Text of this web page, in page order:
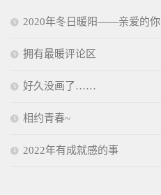
2020年冬日暖阳——亲爱的你
拥有最暖评论区
好久没画了……
相约青春~
2022年有成就感的事